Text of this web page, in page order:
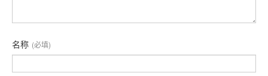
名称 (必填)